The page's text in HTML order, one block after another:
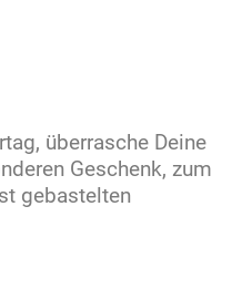
überrasche Deine
Geschenk, zum
gebastelten